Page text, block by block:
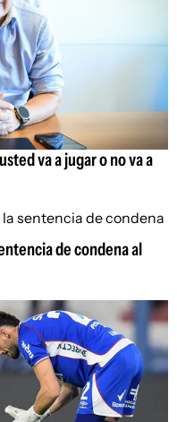
va a jugar o no va a
de condena al